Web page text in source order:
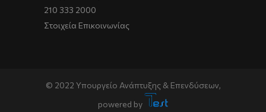
210 333 2000
Στοιχεία Επικοινωνίας
© 2022 Υπουργείο Ανάπτυξης & Επενδύσεων,
powered by